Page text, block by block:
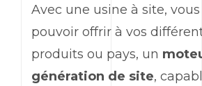
Avec une usine à site,
pouvoir offrir à vos
produits ou pays, un
génération de site,